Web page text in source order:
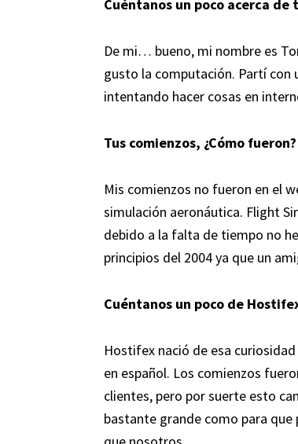
Cuéntanos un poco acerca de
De mi… bueno, mi nombre es
gusto la computación. Partí con
intentando hacer cosas en
Tus comienzos, ¿Cómo fueron?
Mis comienzos no fueron en el
simulación aeronáutica. Flight
debido a la falta de tiempo no
principios del 2004 ya que un
Cuéntanos un poco de
Hostifex nació de esa
en español. Los comienzos
clientes, pero por suerte esto
bastante grande como para